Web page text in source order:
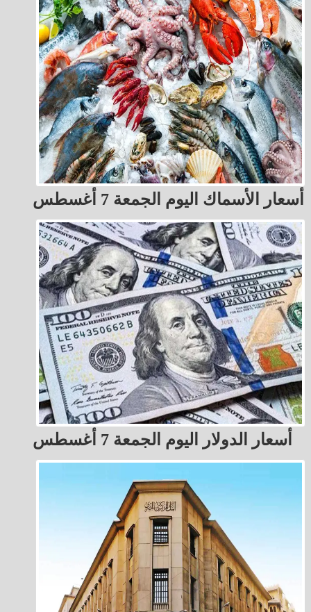
أسعار الأسماك اليوم الجمعة 7 أغسطس
أسعار الدولار اليوم الجمعة 7 أغسطس